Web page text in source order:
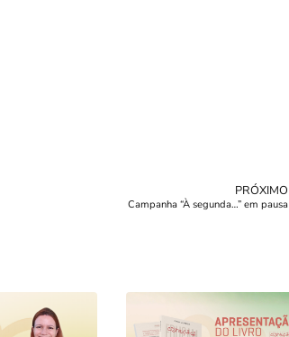
PRÓXIMO
Campanha “À segunda…” em pausa